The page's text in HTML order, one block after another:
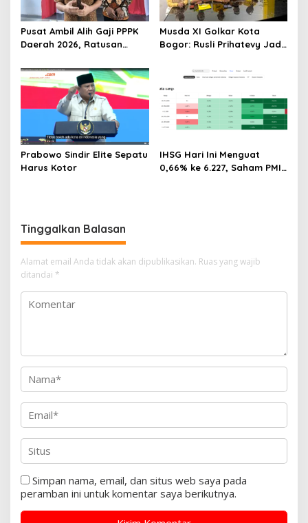
Pusat Ambil Alih Gaji PPPK
Daerah 2026, Ratusan
Musda XI Golkar Kota
Bogor: Rusli Prihatevy Jadi
Prabowo Sindir Elite Sepatu
Harus Kotor
IHSG Hari Ini Menguat
0,66% ke 6.227, Saham PMII,
Tinggalkan Balasan
Alamat email Anda tidak akan dipublikasikan. Ruas yang wajib
ditandai *
Simpan nama, email, dan situs web saya pada
peramban ini untuk komentar saya berikutnya.